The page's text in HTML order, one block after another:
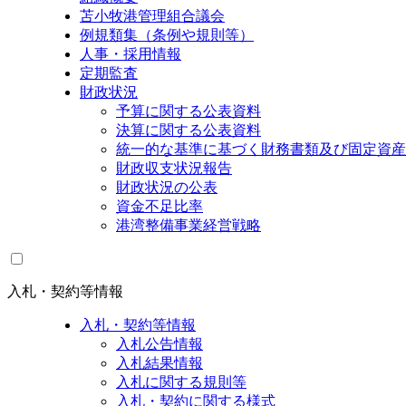
苫小牧港管理組合議会
例規類集（条例や規則等）
人事・採用情報
定期監査
財政状況
予算に関する公表資料
決算に関する公表資料
統一的な基準に基づく財務書類及び固定資
財政収支状況報告
財政状況の公表
資金不足比率
港湾整備事業経営戦略
入札・契約等情報
入札・契約等情報
入札公告情報
入札結果情報
入札に関する規則等
入札・契約に関する様式